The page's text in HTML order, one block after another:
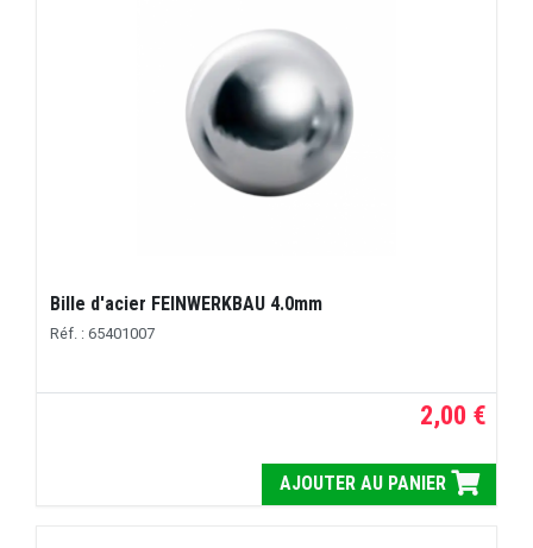
Bille d'acier FEINWERKBAU 4.0mm
Réf. : 65401007
2,00 €
AJOUTER AU PANIER